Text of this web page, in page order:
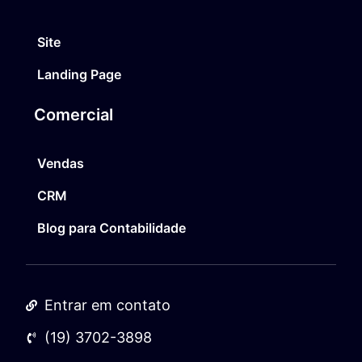
Site
Landing Page
Comercial
Vendas
CRM
Blog para Contabilidade
Entrar em contato
(19) 3702-3898